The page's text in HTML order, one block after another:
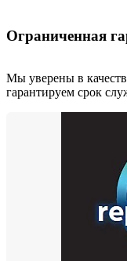
Ограниченная
Мы уверены в
гарантируем срок